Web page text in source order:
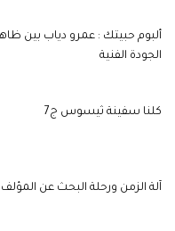
ألبوم حبيتك : عمرو دياب بين
الجودة الفنية
كلنا سفينة ثيسوس ج7
آلة الزمن ورحلة البحث عن المؤلف (2-